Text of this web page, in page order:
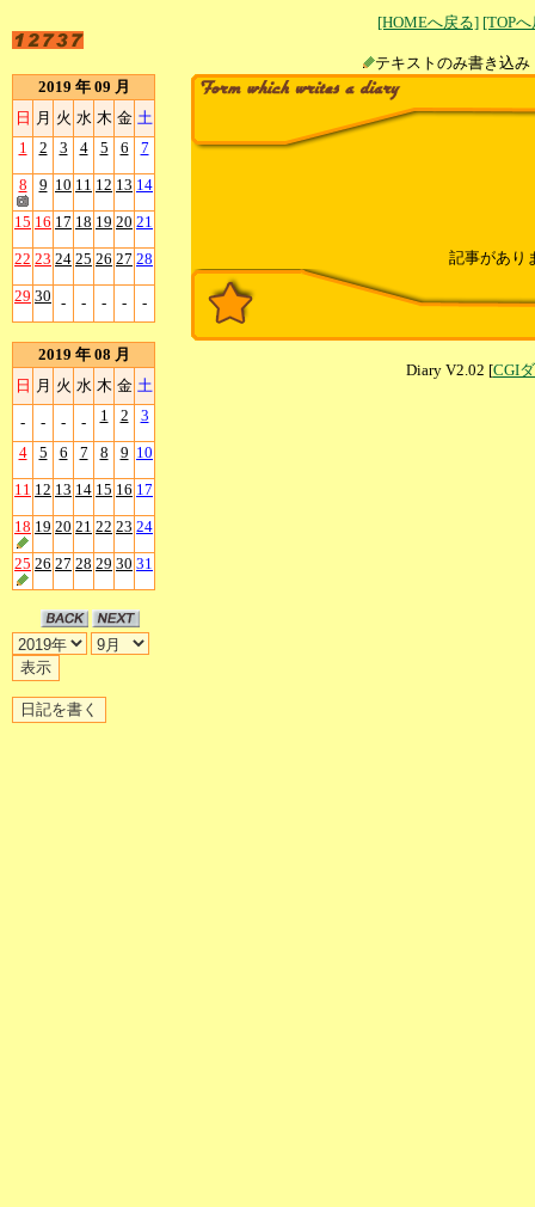
[HOMEへ戻る] [TOP
テキストのみ書
2019 年 09 月
日 月 火 水 木 金 土
1
2 3 4 5 6 7
8 9 10 11 12 13 14
15 16 17 18 19 20 21
22 23 24 25 26 27 28
29 30 - - - - -
2019 年 08 月
日 月 火 水 木 金 土
- - - - 1 2 3
4 5 6 7 8 9 10
11 12 13 14 15 16 17
18 19 20 21 22 23 24
25 26 27 28 29 30 31
記事があり
Diary V2.02 [CGI